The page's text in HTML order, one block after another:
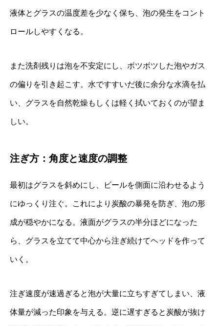
液体とグラスの温度差を少なく保ち、泡の発生をコント
ロールしやすくなる。
また洗剤残りは泡を不安定にし、ボツボツした泡やガス
の偏りを引き起こす。水ですすいだ後に余分な水滴を払
い、グラスを自然乾燥もしくは軽く拭いておくのが望ま
しい。
注ぎ方：角度と速度の調整
最初はグラスを斜めにし、ビールを側面に沿わせるよう
にゆっくり注ぐ。これにより炭酸の暴発を防ぎ、泡の形
成が穏やかになる。液面がグラスの半分ほどになった
ら、グラスを立てて中心から注ぎ続けてヘッドを作って
いく。
注ぎ速度が速過ぎると泡が大量に立ちすぎてしまい、液
体量が減った印象を与える。逆に遅すぎると炭酸が抜け